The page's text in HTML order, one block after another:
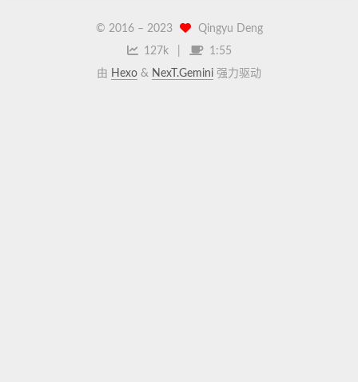
© 2016 – 2023
Qingyu Deng
127k
1:55
由 Hexo & NexT.Gemini 强力驱动